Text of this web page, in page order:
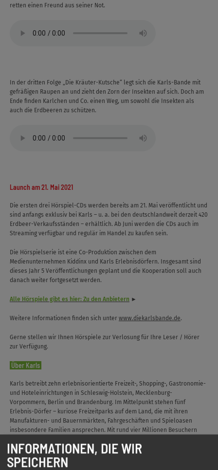
retten einen Freund aus seiner Not.
In der dritten Folge „Die Kräuter-Kutsche“ legt sich die Karls-Bande mit
gefräßigen Raupen an und zieht den Zorn der Insekten auf sich. Doch am
Ende finden Karlchen und Co. einen Weg, um sowohl die Insekten als
auch die Erdbeeren zu schützen.
Launch am 21. Mai 2021
Die ersten drei Hörspiel-CDs werden bereits am 21. Mai veröffentlicht und
sind anfangs exklusiv bei Karls – u. a. bei den deutschlandweit derzeit 420
Erdbeer-Verkaufsständen – erhältlich. Ab Juni werden die CDs auch im
Streaming verfügbar und regulär im Handel zu kaufen sein.
Die Hörspielserie ist eine Co-Produktion zwischen dem
Medienunternehmen Kiddinx und Karls Erlebnisdörfern. Insgesamt sind
dieses Jahr 5 Veröffentlichungen geplant und die Kooperation soll auch
danach weiter fortgesetzt werden.
Alle Hörspiele gibt es hier: Zu den Anbietern ►
Weitere Informationen finden sich unter www.diekarlsbande.de.
Gerne stellen wir Ihnen Hörspiele zur Verlosung für Ihre Leser / Hörer
zur Verfügung.
Über Karls
Karls betreibt zehn erlebnisorientierte Freizeit-, Shopping-, Gastronomie-
und Hoteleinrichtungen in Schleswig-Holstein, Mecklenburg-
Vorpommern, Berlin und Brandenburg. Im Mittelpunkt stehen fünf
Erlebnis-Dörfer – kuriose Freizeitparks auf dem Land, die mit ihren
Manufakturen- und Bauernmärkten, Fahrgeschäften und Spieloasen
insbesondere Familien ansprechen. Mit rund vier Millionen Besuchern
Deutschlands. Daneben gehören ein Online-Shop, ein Erdbeer-Hof sowie
Karls Media AG, die täglich interaktive Live-Shows produziert und streamt,
zum Unternehmen. Der Hauptsitz von Karls ist Rövershagen bei Rostock.
INFORMATIONEN, DIE WIR
SPEICHERN